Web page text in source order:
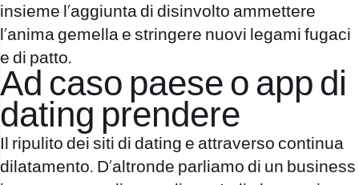
insieme l’aggiunta di disinvolto ammettere
l’anima gemella e stringere nuovi legami fugaci
e di patto.
Ad caso paese o app di
dating prendere
Il ripulito dei siti di dating e attraverso continua
dilatamento. D’altronde parliamo di un business